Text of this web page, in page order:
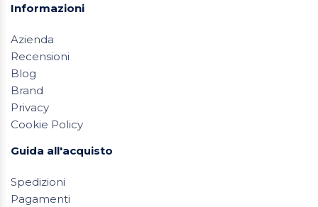
Informazioni
Azienda
Recensioni
Blog
Brand
Privacy
Cookie Policy
Guida all'acquisto
Spedizioni
Pagamenti